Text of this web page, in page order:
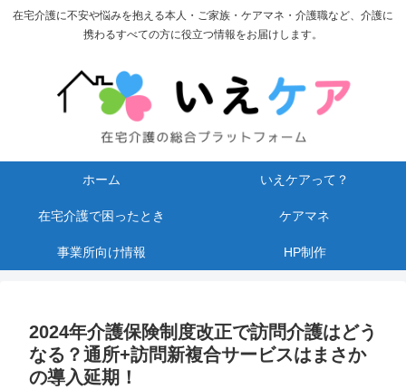
在宅介護に不安や悩みを抱える本人・ご家族・ケアマネ・介護職など、介護に
携わるすべての方に役立つ情報をお届けします。
ホーム いえケアって？
在宅介護で困ったとき ケアマネ
事業所向け情報 HP制作
2024年介護保険制度改正で訪問介護はどう
なる？通所+訪問新複合サービスはまさか
の導入延期！